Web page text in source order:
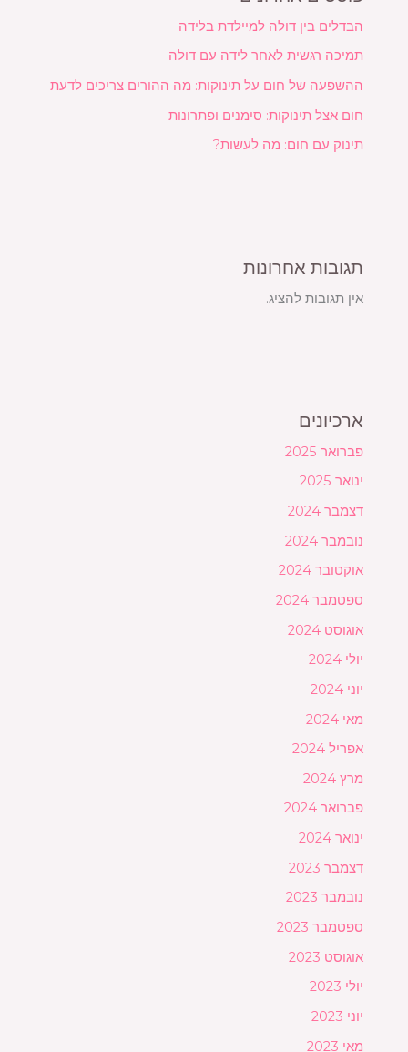
הבדלים בין דולה למיילדת בלידה
תמיכה רגשית לאחר לידה עם דולה
ההשפעה של חום על תינוקות: מה ההורים צריכים לדעת
חום אצל תינוקות: סימנים ופתרונות
תינוק עם חום: מה לעשות?
תגובות אחרונות
אין תגובות להציג.
ארכיונים
פברואר 2025
ינואר 2025
דצמבר 2024
נובמבר 2024
אוקטובר 2024
ספטמבר 2024
אוגוסט 2024
יולי 2024
יוני 2024
מאי 2024
אפריל 2024
מרץ 2024
פברואר 2024
ינואר 2024
דצמבר 2023
נובמבר 2023
ספטמבר 2023
אוגוסט 2023
יולי 2023
יוני 2023
מאי 2023